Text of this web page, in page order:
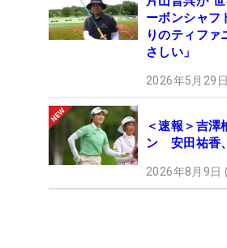
ーボンシャ
りのティファ
さしい」
2026年5月29
＜速報＞吉澤
ン 安田祐香
2026年8月9日